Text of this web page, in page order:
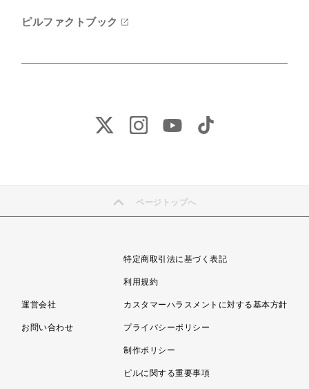
ピルファクトブック
ページトップへ
運営会社
お問い合わせ
特定商取引法に基づく表記
利用規約
カスタマーハラスメントに対する基本方針
プライバシーポリシー
制作ポリシー
ピルに関する重要事項